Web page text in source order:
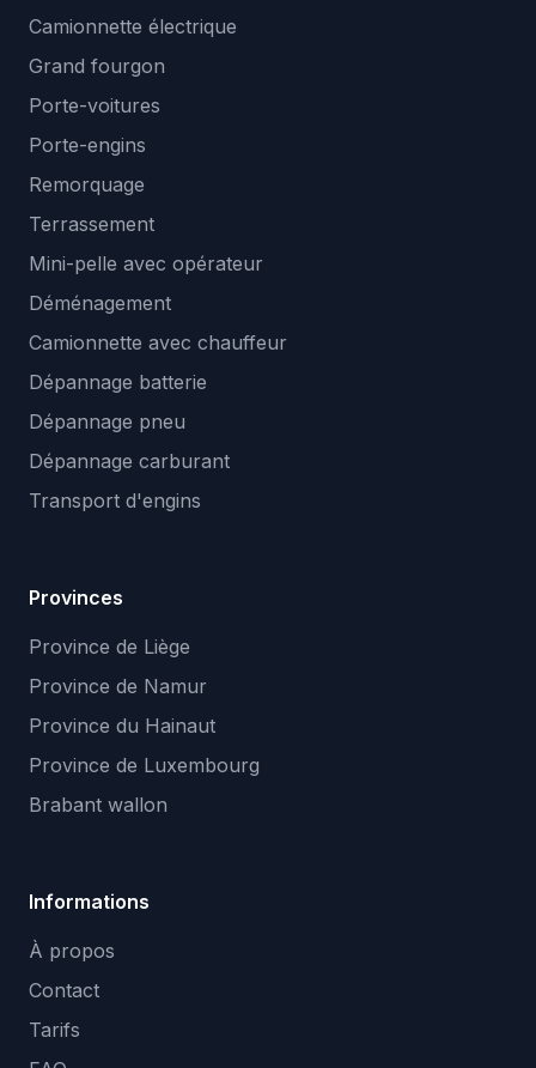
Camionnette électrique
Grand fourgon
Porte-voitures
Porte-engins
Remorquage
Terrassement
Mini-pelle avec opérateur
Déménagement
Camionnette avec chauffeur
Dépannage batterie
Dépannage pneu
Dépannage carburant
Transport d'engins
Provinces
Province de Liège
Province de Namur
Province du Hainaut
Province de Luxembourg
Brabant wallon
Informations
À propos
Contact
Tarifs